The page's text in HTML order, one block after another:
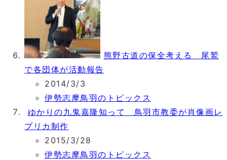
熊野古道の保全考える 尾鷲
で各団体が活動報告
2014/3/3
伊勢志摩鳥羽のトピックス
ゆかりの九鬼嘉隆知って 鳥羽市教委が肖像画レ
プリカ制作
2015/3/28
伊勢志摩鳥羽のトピックス